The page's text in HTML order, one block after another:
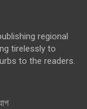
regional
tirelessly to
to the readers.